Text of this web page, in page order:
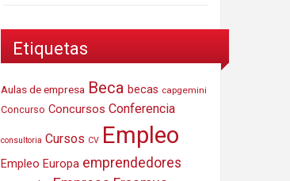
Etiquetas
Aulas de empresa Beca becas capgemini
Concurso Concursos Conferencia
consultoria Cursos CV Empleo
Empleo Europa emprendedores